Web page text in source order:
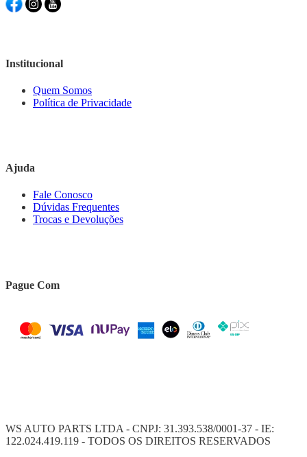
Institucional
Quem Somos
Política de Privacidade
Ajuda
Fale Conosco
Dúvidas Frequentes
Trocas e Devoluções
Pague Com
WS AUTO PARTS LTDA - CNPJ: 31.393.538/0001-37 - IE:
122.024.419.119 - TODOS OS DIREITOS RESERVADOS